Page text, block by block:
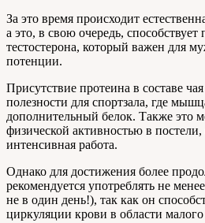
За это время происходит
а это, в свою очередь,
тестостерона, который важен для
потенции.
Присутствие протеина в составе
полезности для спортзала, где
дополнительный белок. Также это
физической активностью в постели,
интенсивная работа.
Однако для достижения более
рекомендуется употреблять не
не в один день!), так как он
циркуляции крови в области малого